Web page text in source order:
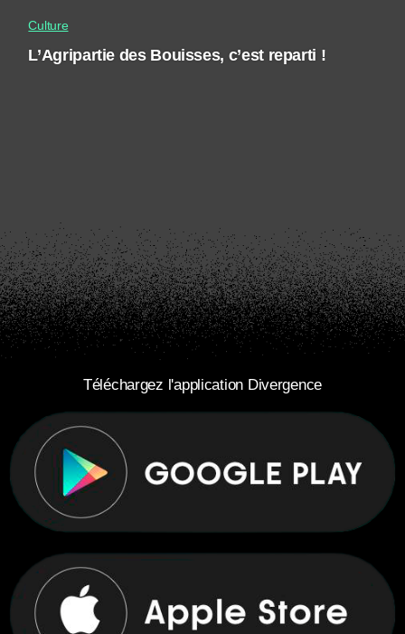
Culture
L’Agripartie des Bouisses, c’est reparti !
Téléchargez l'application Divergence